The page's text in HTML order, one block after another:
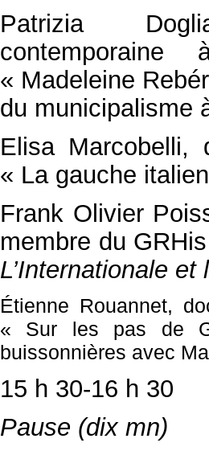
Patrizia
« Madeleine
du municipalisme
Elisa Marcobelli,
« La gauche
Frank Olivier
membre du
L’Internationale et
Étienne Rouannet,
« Sur les pas de
buissonnières avec
15 h 30-16 h 30
Pause (dix mn)